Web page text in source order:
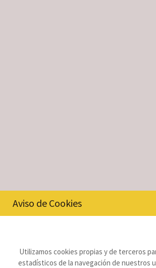
Aviso de Cookies
Utilizamos cookies propias y de terceros
estadísticos de la navegación de nuestros